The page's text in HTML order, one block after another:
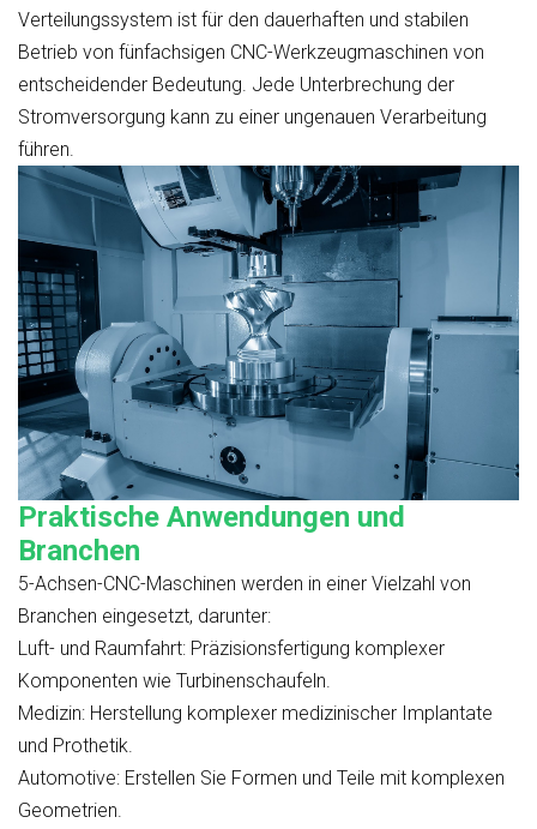
Verteilungssystem ist für den dauerhaften und stabilen
Betrieb von fünfachsigen CNC-Werkzeugmaschinen von
entscheidender Bedeutung. Jede Unterbrechung der
Stromversorgung kann zu einer ungenauen Verarbeitung
führen.
Praktische Anwendungen und
Branchen
5-Achsen-CNC-Maschinen werden in einer Vielzahl von
Branchen eingesetzt, darunter:
Luft- und Raumfahrt: Präzisionsfertigung komplexer
Komponenten wie Turbinenschaufeln.
Medizin: Herstellung komplexer medizinischer Implantate
und Prothetik.
Automotive: Erstellen Sie Formen und Teile mit komplexen
Geometrien.